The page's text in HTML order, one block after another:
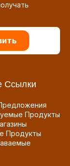
Ссылки
Продукты
Продукты